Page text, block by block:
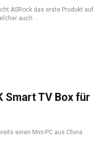
ASRock das erste Produkt auf
auch ...
Smart TV Box für
einen Mini-PC aus China